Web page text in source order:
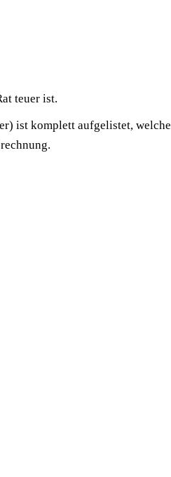
teuer ist.
ist komplett aufgelistet, welche